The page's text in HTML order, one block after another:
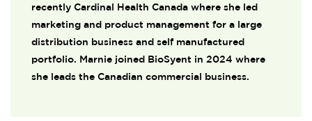
recently Cardinal Health Canada where she led
marketing and product management for a large
distribution business and self manufactured
portfolio. Marnie joined BioSyent in 2024 where
she leads the Canadian commercial business.